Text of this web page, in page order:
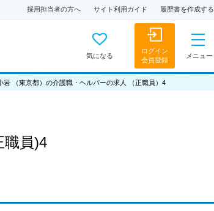
採用担当者の方へ サイト利用ガイド 履歴書を作成する
気になる
ログイン
会員登録
メニュー
岩 （東京都）の介護職・ヘルパーの求人 （正職員）4
職員)4